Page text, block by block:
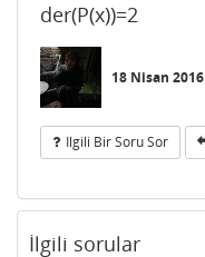
der(P(x))=2
18 Nisan 2016
Ilgili Bir Soru Sor
İlgili sorular